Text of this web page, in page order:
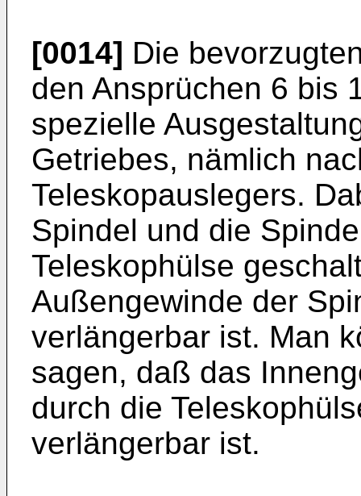
[0014] Die
den Ansprüchen 6 bis
spezielle
Getriebes, nämlich
Teleskopauslegers.
Spindel und die
Teleskophülse
Außengewinde der
verlängerbar ist. Man
sagen, daß das
durch die
verlängerbar ist.